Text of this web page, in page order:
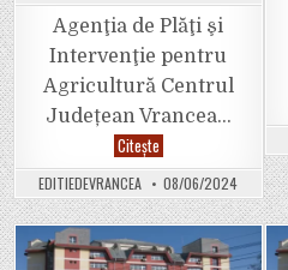
Agenţia de Plăţi şi
Intervenţie pentru
Agricultură Centrul
Județean Vrancea…
CiteșteAPIA
Vrancea:
S-
a
prelungit
termenul
depunere
EDITIEDEVRANCEA 08/06/2024